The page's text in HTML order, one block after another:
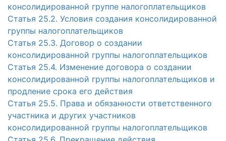
консолидированной группе налогоплательщиков
Статья 25.2. Условия создания консолидированной
группы налогоплательщиков
Статья 25.3. Договор о создании
консолидированной группы налогоплательщиков
Статья 25.4. Изменение договора о создании
консолидированной группы налогоплательщиков и
продление срока его действия
Статья 25.5. Права и обязанности ответственного
участника и других участников
консолидированной группы налогоплательщиков